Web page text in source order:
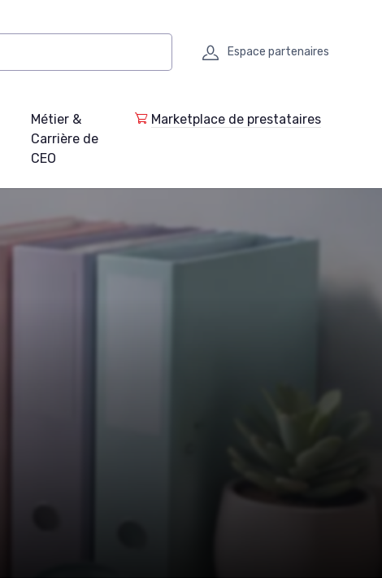
Espace partenaires
Métier &
Carrière de
CEO
Marketplace de prestataires